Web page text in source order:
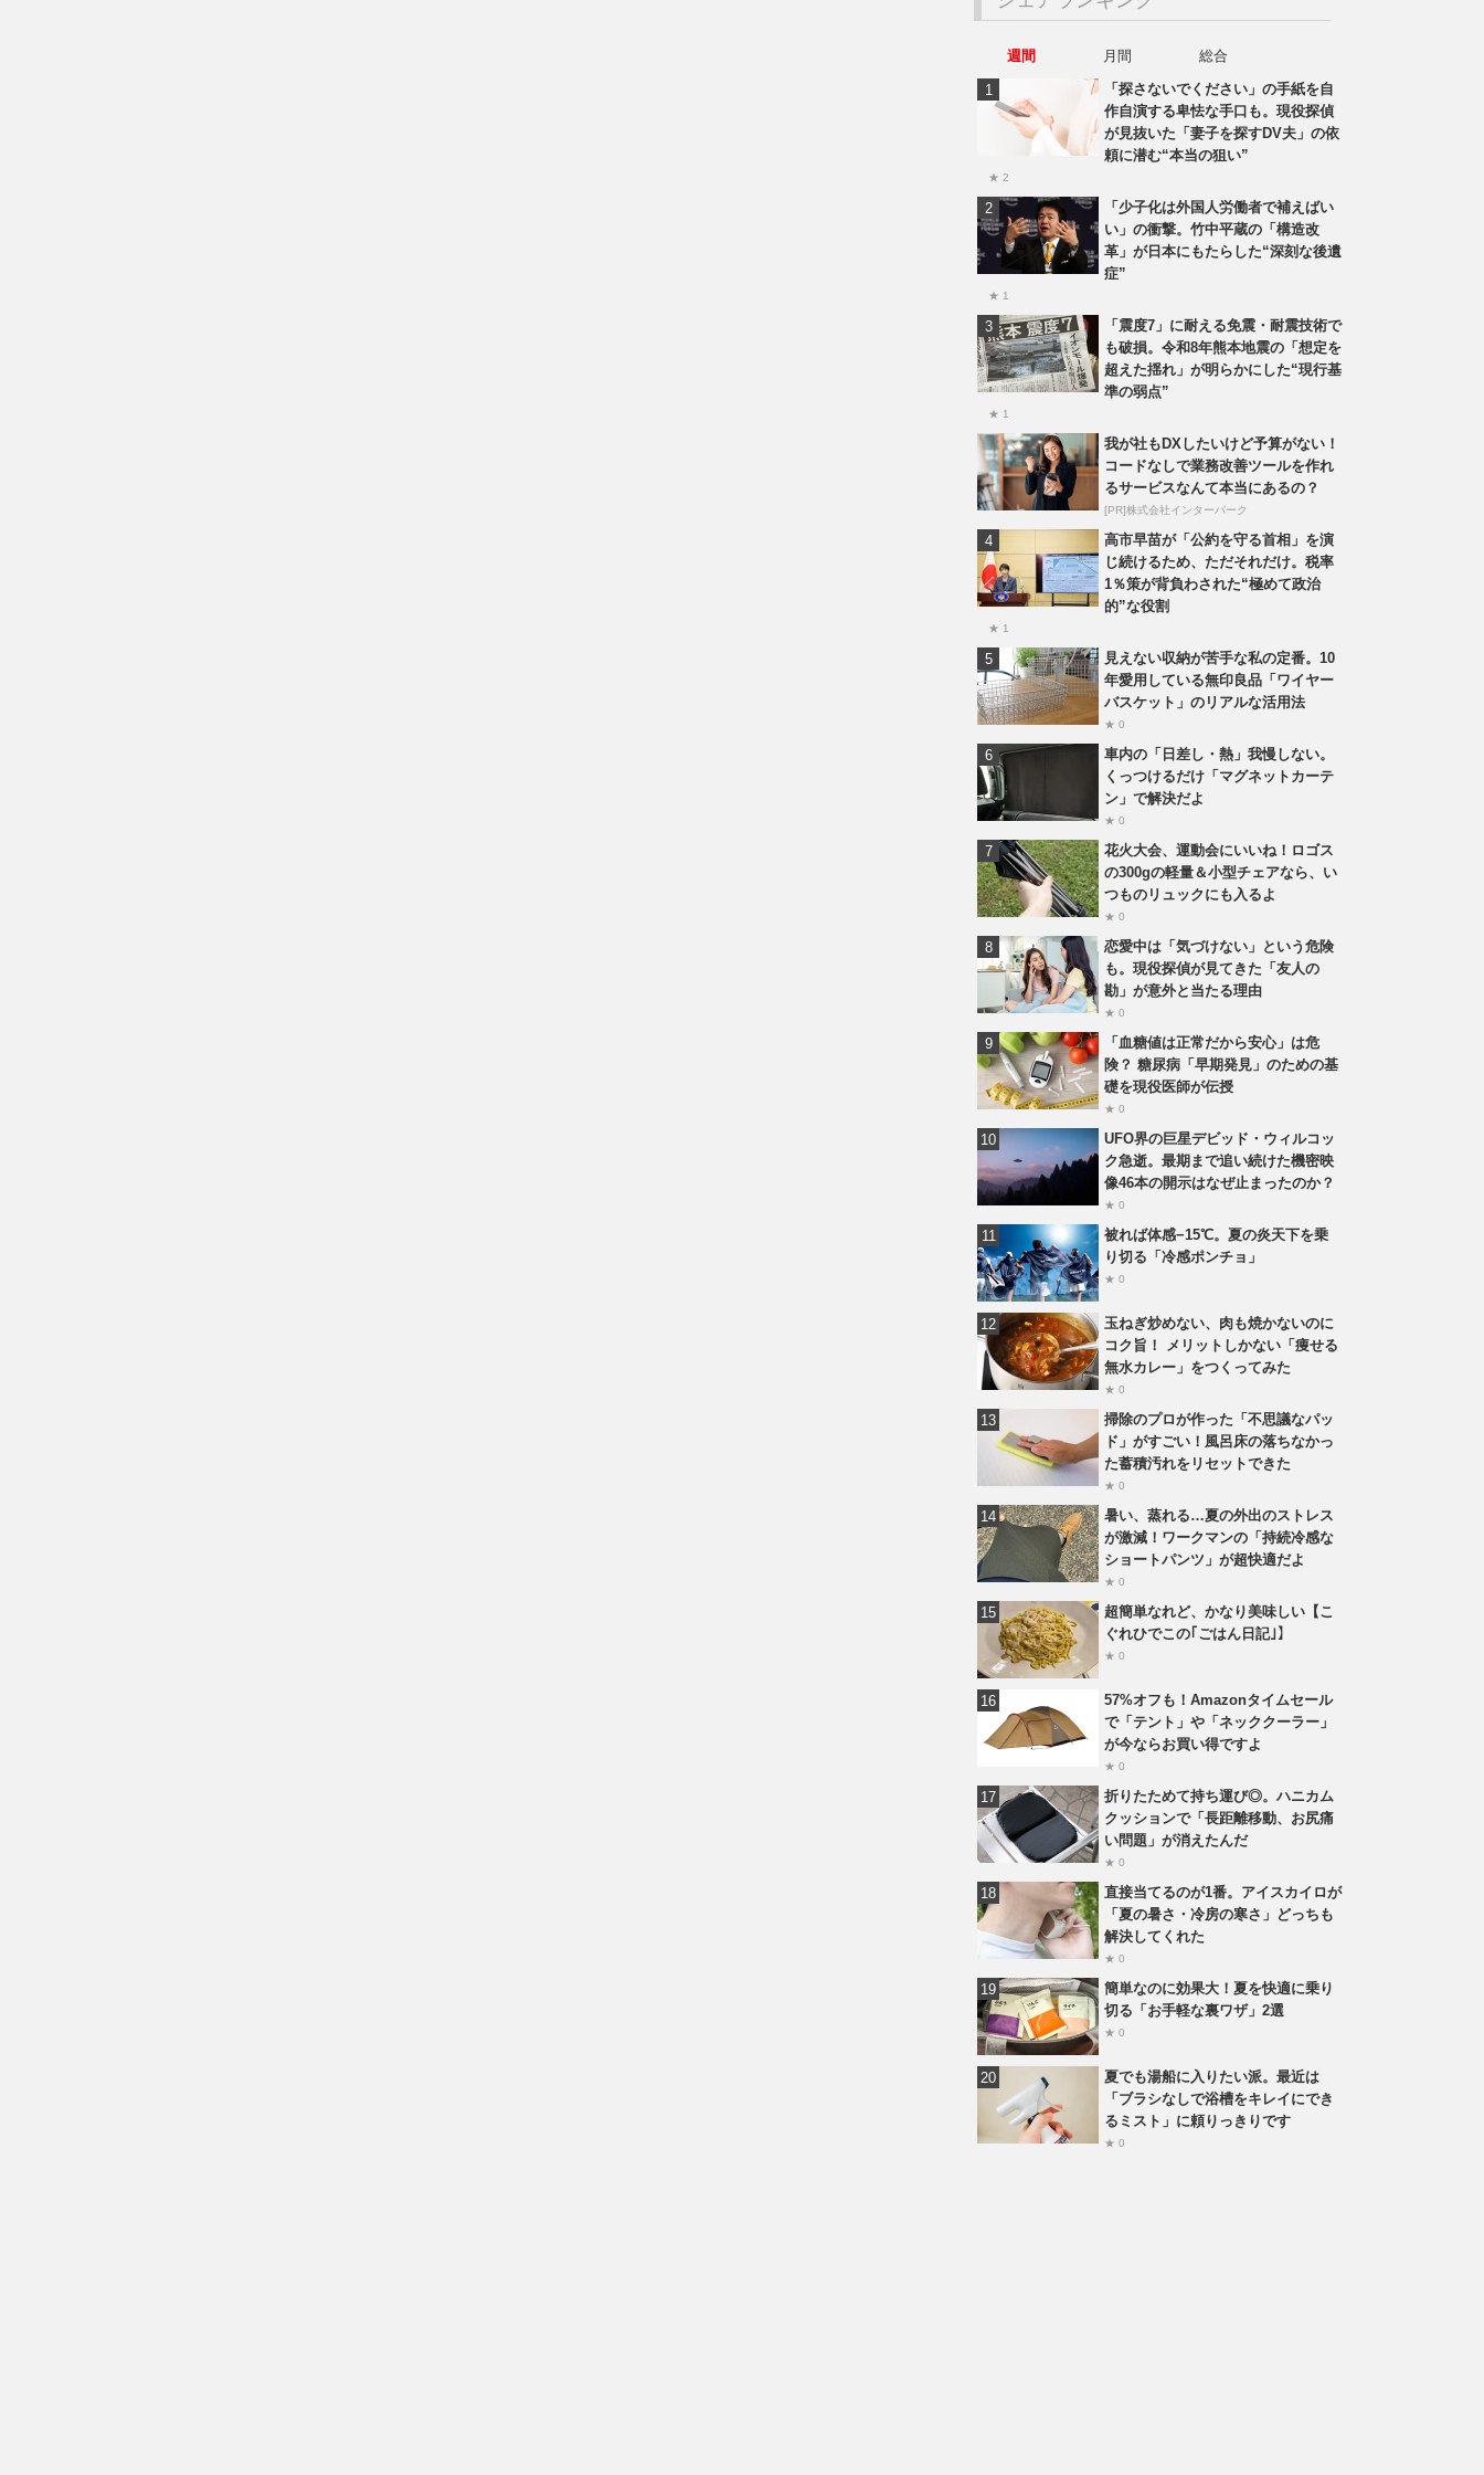
週間 月間
総合
「探さないでください」の手紙を自
作自演する卑怯な手口も。現役探偵
が見抜いた「妻子を探すDV夫」の依
頼に潜む“本当の狙い”
★ 2
「少子化は外国人労働者で補えばい
い」の衝撃。竹中平蔵の「構造改
革」が日本にもたらした“深刻な後遺
症”
★ 1
「震度7」に耐える免震・耐震技術で
も破損。令和8年熊本地震の「想定を
超えた揺れ」が明らかにした“現行基
準の弱点”
★ 1
我が社もDXしたいけど予算がない！
コードなしで業務改善ツールを作れ
るサービスなんて本当にあるの？
[PR]株式会社インターパーク
高市早苗が「公約を守る首相」を演
じ続けるため、ただそれだけ。税率
1％策が背負わされた“極めて政治
的”な役割
★ 1
見えない収納が苦手な私の定番。10
年愛用している無印良品「ワイヤー
バスケット」のリアルな活用法
★ 0
車内の「日差し・熱」我慢しない。
くっつけるだけ「マグネットカーテ
ン」で解決だよ
★ 0
花火大会、運動会にいいね！ロゴス
の300gの軽量＆小型チェアなら、い
つものリュックにも入るよ
★ 0
恋愛中は「気づけない」という危険
も。現役探偵が見てきた「友人の
勘」が意外と当たる理由
★ 0
「血糖値は正常だから安心」は危
険？ 糖尿病「早期発見」のための基
礎を現役医師が伝授
★ 0
UFO界の巨星デビッド・ウィルコッ
ク急逝。最期まで追い続けた機密映
像46本の開示はなぜ止まったのか？
★ 0
被れば体感−15℃。夏の炎天下を乗
り切る「冷感ポンチョ」
★ 0
玉ねぎ炒めない、肉も焼かないのに
コク旨！ メリットしかない「痩せる
無水カレー」をつくってみた
★ 0
掃除のプロが作った「不思議なパッ
ド」がすごい！風呂床の落ちなかっ
た蓄積汚れをリセットできた
★ 0
暑い、蒸れる…夏の外出のストレス
が激減！ワークマンの「持続冷感な
ショートパンツ」が超快適だよ
★ 0
超簡単なれど、かなり美味しい【こ
ぐれひでこの｢ごはん日記｣】
★ 0
57%オフも！Amazonタイムセール
で「テント」や「ネッククーラー」
が今ならお買い得ですよ
★ 0
折りたためて持ち運び◎。ハニカム
クッションで「長距離移動、お尻痛
い問題」が消えたんだ
★ 0
直接当てるのが1番。アイスカイロが
「夏の暑さ・冷房の寒さ」どっちも
解決してくれた
★ 0
簡単なのに効果大！夏を快適に乗り
切る「お手軽な裏ワザ」2選
★ 0
夏でも湯船に入りたい派。最近は
「ブラシなしで浴槽をキレイにでき
るミスト」に頼りっきりです
★ 0